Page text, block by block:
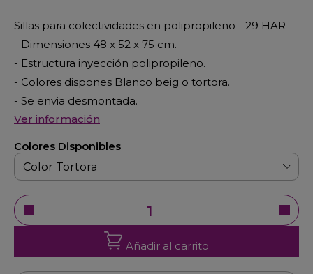
Sillas para colectividades en polipropileno - 29 HAR
- Dimensiones 48 x 52 x 75 cm.
- Estructura inyección polipropileno.
- Colores dispones Blanco beig o tortora.
- Se envia desmontada.
Ver información
Colores Disponibles
Añadir al carrito